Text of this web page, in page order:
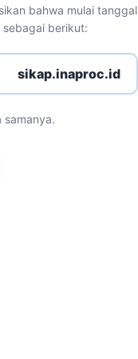
bahwa mulai tanggal
berikut:
sikap.inaproc.id
samanya.